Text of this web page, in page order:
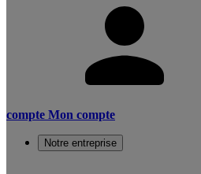
compte Mon compte
Notre entreprise